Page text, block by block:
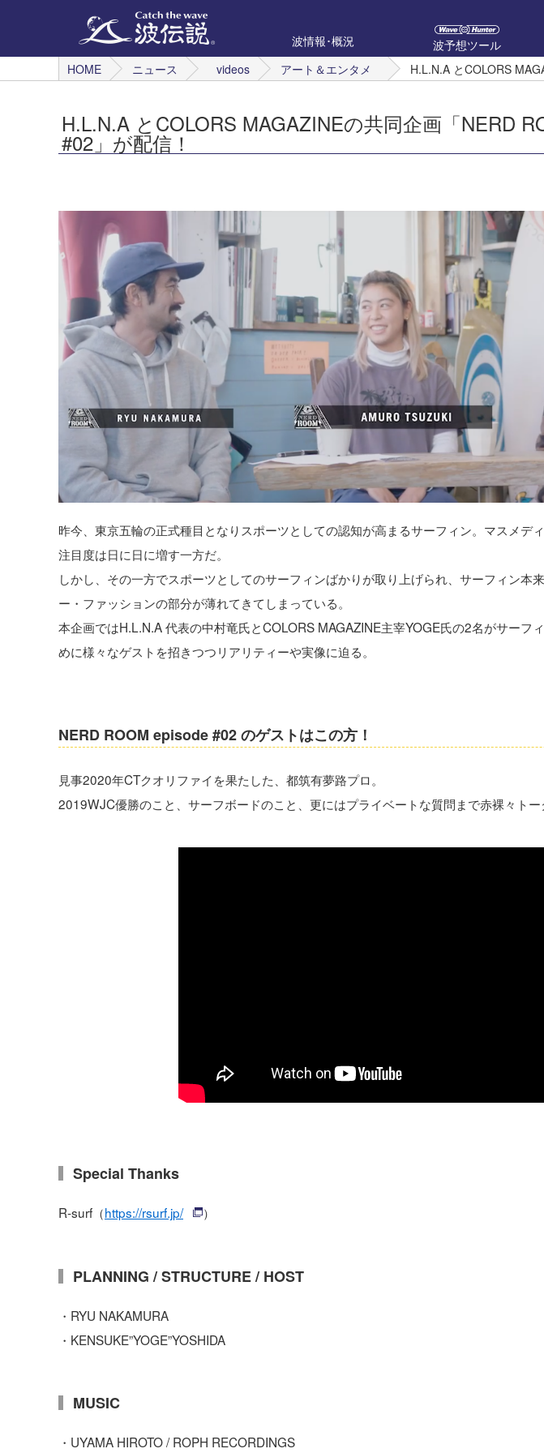
波情報･概況
波予想ツール
HOME
ニュース videos アート＆エンタメ H.L.N.A とCOLORS
H.L.N.A とCOLORS MAGAZINEの共同企画「NERD
#02」が配信！
昨今、東京五輪の正式種目となりスポーツとしての認知が高まるサーフィン。マスメデ
注目度は日に日に増す一方だ。
しかし、その一方でスポーツとしてのサーフィンばかりが取り上げられ、サーフィン本
ー・ファッションの部分が薄れてきてしまっている。
本企画ではH.L.N.A 代表の中村竜氏とCOLORS MAGAZINE主宰YOGE氏の2名がサーフ
めに様々なゲストを招きつつリアリティーや実像に迫る。
NERD ROOM episode #02 のゲストはこの方！
見事2020年CTクオリファイを果たした、都筑有夢路プロ。
2019WJC優勝のこと、サーフボードのこと、更にはプライベートな質問まで赤裸々トー
Special Thanks
R-surf（https://rsurf.jp/ ）
PLANNING / STRUCTURE / HOST
・RYU NAKAMURA
・KENSUKE”YOGE”YOSHIDA
MUSIC
・UYAMA HIROTO / ROPH RECORDINGS